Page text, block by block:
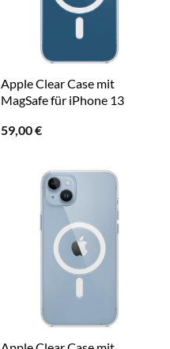
Apple Clear Case mit
MagSafe für iPhone 13
59,00€